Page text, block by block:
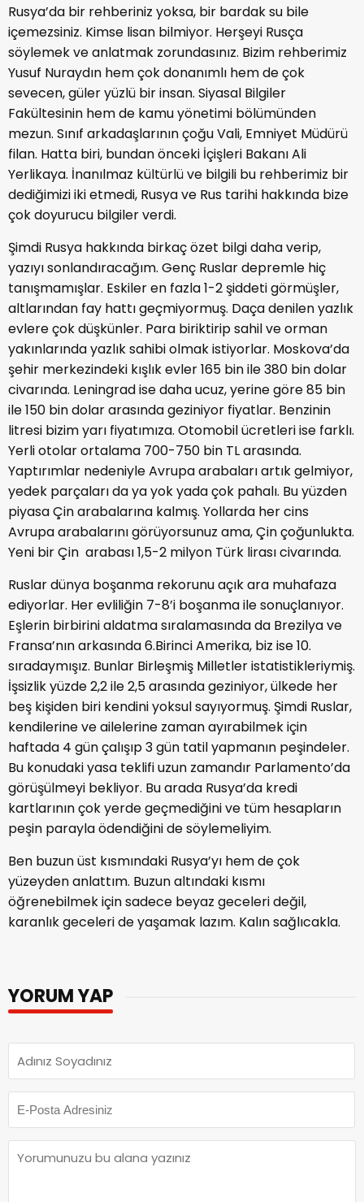
Rusya’da bir rehberiniz yoksa, bir bardak su bile
içemezsiniz. Kimse lisan bilmiyor. Herşeyi Rusça
söylemek ve anlatmak zorundasınız. Bizim rehberimiz
Yusuf Nuraydın hem çok donanımlı hem de çok
sevecen, güler yüzlü bir insan. Siyasal Bilgiler
Fakültesinin hem de kamu yönetimi bölümünden
mezun. Sınıf arkadaşlarının çoğu Vali, Emniyet Müdürü
filan. Hatta biri, bundan önceki İçişleri Bakanı Ali
Yerlikaya. İnanılmaz kültürlü ve bilgili bu rehberimiz bir
dediğimizi iki etmedi, Rusya ve Rus tarihi hakkında bize
çok doyurucu bilgiler verdi.
Şimdi Rusya hakkında birkaç özet bilgi daha verip,
yazıyı sonlandıracağım. Genç Ruslar depremle hiç
tanışmamışlar. Eskiler en fazla 1-2 şiddeti görmüşler,
altlarından fay hattı geçmiyormuş. Daça denilen yazlık
evlere çok düşkünler. Para biriktirip sahil ve orman
yakınlarında yazlık sahibi olmak istiyorlar. Moskova’da
şehir merkezindeki kışlık evler 165 bin ile 380 bin dolar
civarında. Leningrad ise daha ucuz, yerine göre 85 bin
ile 150 bin dolar arasında geziniyor fiyatlar. Benzinin
litresi bizim yarı fiyatımıza. Otomobil ücretleri ise farklı.
Yerli otolar ortalama 700-750 bin TL arasında.
Yaptırımlar nedeniyle Avrupa arabaları artık gelmiyor,
yedek parçaları da ya yok yada çok pahalı. Bu yüzden
piyasa Çin arabalarına kalmış. Yollarda her cins
Avrupa arabalarını görüyorsunuz ama, Çin çoğunlukta.
Yeni bir Çin arabası 1,5-2 milyon Türk lirası civarında.
Ruslar dünya boşanma rekorunu açık ara muhafaza
ediyorlar. Her evliliğin 7-8’i boşanma ile sonuçlanıyor.
Eşlerin birbirini aldatma sıralamasında da Brezilya ve
Fransa’nın arkasında 6.Birinci Amerika, biz ise 10.
sıradaymışız. Bunlar Birleşmiş Milletler istatistikleriymiş.
İşsizlik yüzde 2,2 ile 2,5 arasında geziniyor, ülkede her
beş kişiden biri kendini yoksul sayıyormuş. Şimdi Ruslar,
kendilerine ve ailelerine zaman ayırabilmek için
haftada 4 gün çalışıp 3 gün tatil yapmanın peşindeler.
Bu konudaki yasa teklifi uzun zamandır Parlamento’da
görüşülmeyi bekliyor. Bu arada Rusya’da kredi
kartlarının çok yerde geçmediğini ve tüm hesapların
peşin parayla ödendiğini de söylemeliyim.
Ben buzun üst kısmındaki Rusya’yı hem de çok
yüzeyden anlattım. Buzun altındaki kısmı
öğrenebilmek için sadece beyaz geceleri değil,
karanlık geceleri de yaşamak lazım. Kalın sağlıcakla.
YORUM YAP